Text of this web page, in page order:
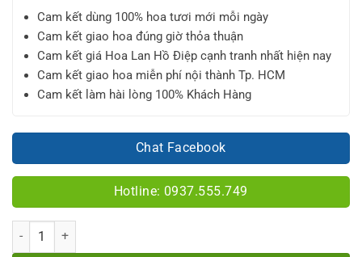
Cam kết dùng 100% hoa tươi mới mỗi ngày
Cam kết giao hoa đúng giờ thỏa thuận
Cam kết giá Hoa Lan Hồ Điệp cạnh tranh nhất hiện nay
Cam kết giao hoa miễn phí nội thành Tp. HCM
Cam kết làm hài lòng 100% Khách Hàng
Chat Facebook
Hotline: 0937.555.749
Số lượng